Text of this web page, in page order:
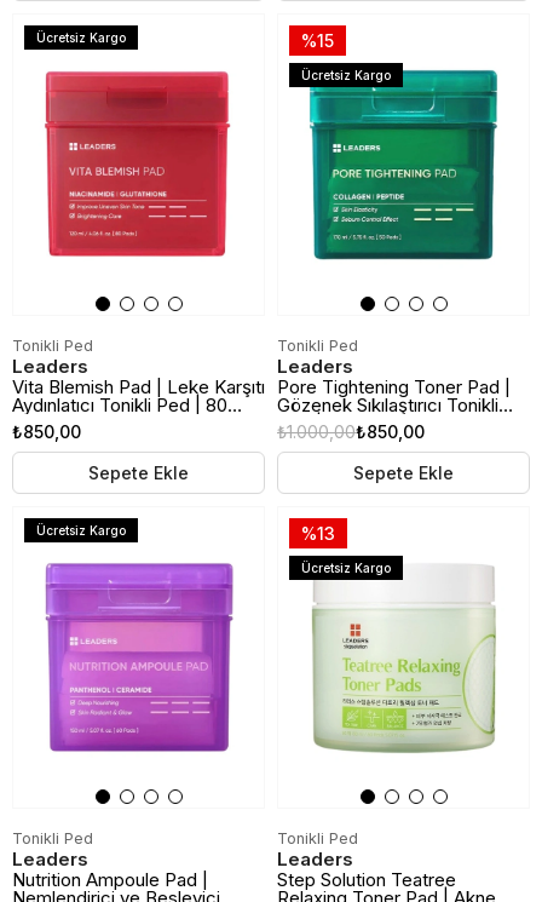
Tonikli Ped
Leaders
Vita Blemish Pad | Leke Karşıtı
Aydınlatıcı Tonikli Ped | 80
Adet
₺850,00
Sepete Ekle
Ücretsiz Kargo
Tonikli Ped
Leaders
Pore Tightening Toner Pad |
Gözenek Sıkılaştırıcı Tonikli
Ped | 50 Adet
₺850,00
₺1.000,00
Sepete Ekle
%15
Ücretsiz Kargo
Tonikli Ped
Leaders
Nutrition Ampoule Pad |
Ücretsiz Kargo
Tonikli Ped
Leaders
Step Solution Teatree
%13
Ücretsiz Kargo